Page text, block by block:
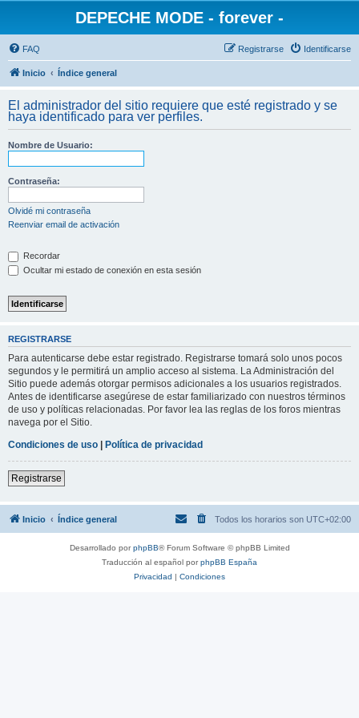
DEPECHE MODE - forever -
FAQ Identificarse
Registrarse
Inicio Índice general
El administrador del sitio requiere que esté registrado y se
haya identificado para ver perfiles.
Nombre de Usuario:
Contraseña:
Olvidé mi contraseña
Reenviar email de activación
Recordar
Ocultar mi estado de conexión en esta sesión
REGISTRARSE
Para autenticarse debe estar registrado. Registrarse tomará solo unos pocos
segundos y le permitirá un amplio acceso al sistema. La Administración del
Sitio puede además otorgar permisos adicionales a los usuarios registrados.
Antes de identificarse asegúrese de estar familiarizado con nuestros términos
de uso y políticas relacionadas. Por favor lea las reglas de los foros mientras
navega por el Sitio.
Condiciones de uso | Política de privacidad
Registrarse
Inicio Índice general Todos los horarios son UTC+02:00
Desarrollado porphpBB® Forum Software © phpBB Limited
Traducción al español porphpBB España
Privacidad | Condiciones